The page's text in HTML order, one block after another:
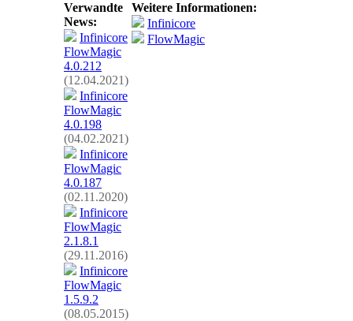
Verwandte
News:
Infinicore
FlowMagic
4.0.212
(12.04.2021)
Infinicore
FlowMagic
4.0.198
(04.02.2021)
Infinicore
FlowMagic
4.0.187
(02.11.2020)
Infinicore
FlowMagic
2.1.8.1
(29.11.2016)
Infinicore
FlowMagic
1.5.9.2
(08.05.2015)
Weitere Informationen:
Infinicore
FlowMagic